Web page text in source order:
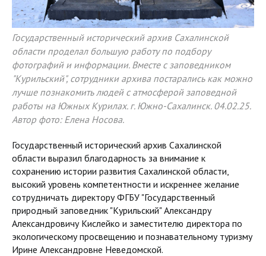
Государственный исторический архив Сахалинской
области проделал большую работу по подбору
фотографий и информации. Вместе с заповедником
"Курильский", сотрудники архива постарались как можно
лучше познакомить людей с атмосферой заповедной
работы на Южных Курилах. г. Южно-Сахалинск. 04.02.25.
Автор фото: Елена Носова.
Государственный исторический архив Сахалинской
области выразил благодарность за внимание к
сохранению истории развития Сахалинской области,
высокий уровень компетентности и искреннее желание
сотрудничать директору ФГБУ "Государственный
природный заповедник "Курильский" Александру
Александровичу Кислейко и заместителю директора по
экологическому просвещению и познавательному туризму
Ирине Александровне Неведомской.